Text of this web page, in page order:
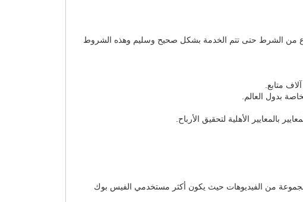
من الشرط حتى تتم الخدمة بشكل صحيح وسليم وهذه الشروط
بدول العالم.
بالمعايير الأهلية لتحقيق الأرباح.
من الفيديوهات حيث يكون أكثر مستخدمي الفيس بوك